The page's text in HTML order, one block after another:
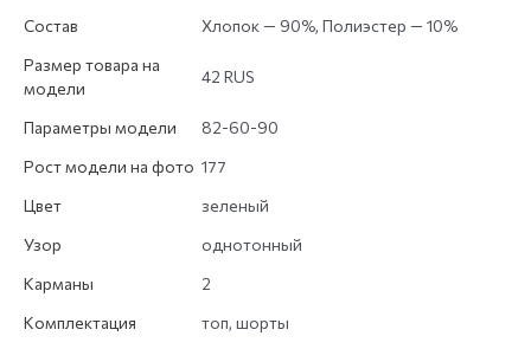
Состав
Хлопок — 90%, Полиэстер — 10%
Размер товара на
модели
42 RUS
Параметры модели
82-60-90
Рост модели на фото 177
Цвет
зеленый
Узор
однотонный
Карманы
2
Комплектация
топ, шорты